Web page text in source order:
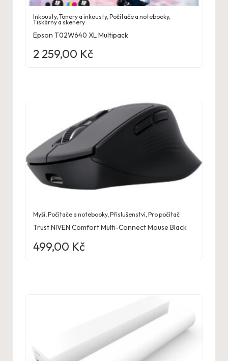
Inkousty,Tonery a inkousty,Počítače a notebooky,
Tiskárny a skenery
Epson T02W640 XL Multipack
2 259,00 Kč
Myši ,Počítače a notebooky,Příslušenství ,Pro počítač
Trust NIVEN Comfort Multi-Connect Mouse Black
499,00 Kč